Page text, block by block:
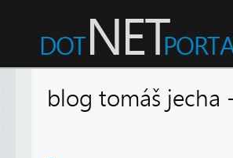
blog tomáš